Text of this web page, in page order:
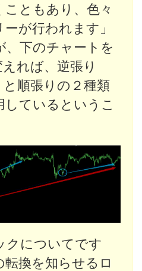
ともあり、色々
が行われます」
、下のチャートを
れば、逆張り
と順張りの２種類
ているというこ
クについてです
換を知らせるロ